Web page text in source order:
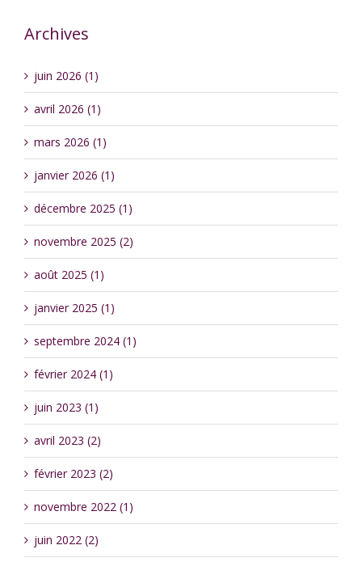
Archives
juin 2026 (1)
avril 2026 (1)
mars 2026 (1)
janvier 2026 (1)
décembre 2025 (1)
novembre 2025 (2)
août 2025 (1)
janvier 2025 (1)
septembre 2024 (1)
février 2024 (1)
juin 2023 (1)
avril 2023 (2)
février 2023 (2)
novembre 2022 (1)
juin 2022 (2)